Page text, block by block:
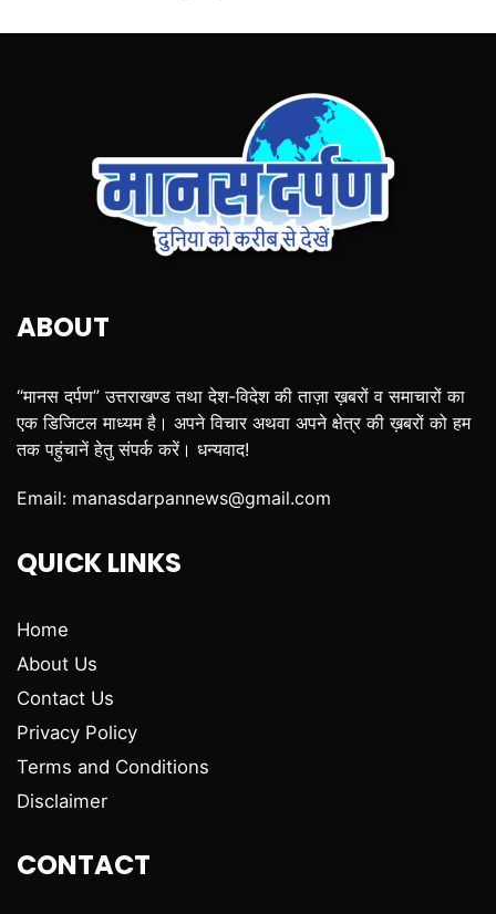
ABOUT
“मानस दर्पण” उत्तराखण्ड तथा देश-विदेश की ताज़ा ख़बरों व समाचारों का
एक डिजिटल माध्यम है। अपने विचार अथवा अपने क्षेत्र की ख़बरों को हम
तक पहुंचानें हेतु संपर्क करें। धन्यवाद!
Email: manasdarpannews@gmail.com
QUICK LINKS
Home
About Us
Contact Us
Privacy Policy
Terms and Conditions
Disclaimer
CONTACT